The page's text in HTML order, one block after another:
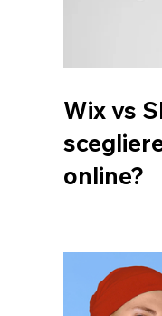
Wix vs
online?